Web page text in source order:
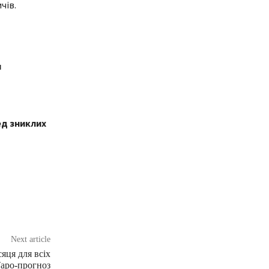
зниклих
Next article
для всіх
прогноз